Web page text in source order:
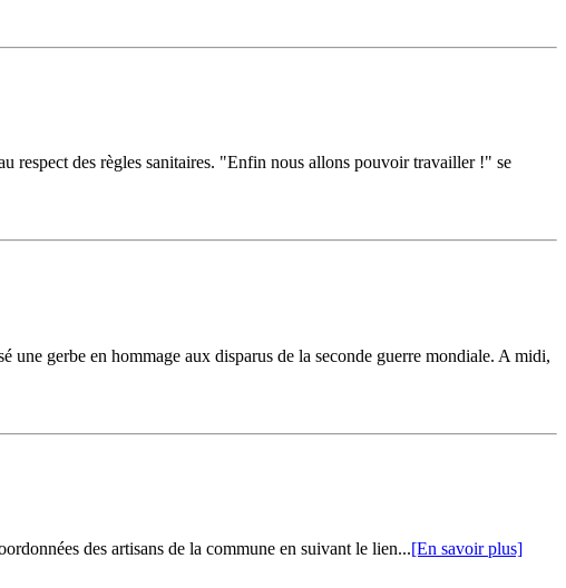
respect des règles sanitaires. "Enfin nous allons pouvoir travailler !" se
gerbe en hommage aux disparus de la seconde guerre mondiale. A midi,
des artisans de la commune en suivant le lien...[En savoir plus]